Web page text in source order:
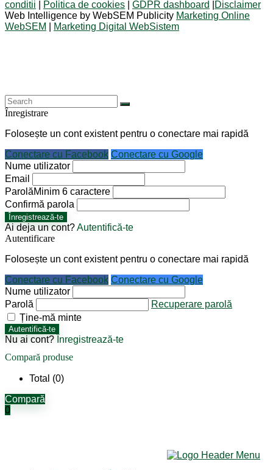
conditii Politica de cookies GDPR dashboard
Disclaimer
Web Intelligence by WebSEM Publicity Marketing Online
WebSEM
Marketing Digital WebSistem
Înregistrare
Folosește un cont existent pentru o conectare mai rapidă
Conectare cu Facebook Conectare cu Google
Nume utilizator
Email
ParolăMinim 6 caractere
Confirmă parola
Înregistrează-te
Ai deja un cont?Autentifică-te
Autentificare
Folosește un cont existent pentru o conectare mai rapidă
Conectare cu Facebook Conectare cu Google
Nume utilizator
Parolă
Recuperare parolă
Ține-mă minte
Autentifică-te
Nu ai cont? Înregistrează-te
Compară produse
Total (0)
Compară
0